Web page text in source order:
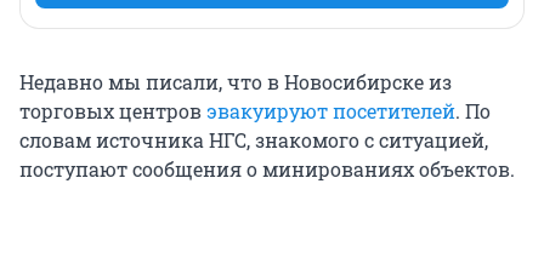
Недавно мы писали, что в Новосибирске из
торговых центровэвакуируют посетителей. По
словам источника НГС, знакомого с ситуацией,
поступают сообщения о минированиях объектов.